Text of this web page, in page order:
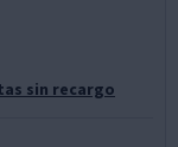
sin recargo